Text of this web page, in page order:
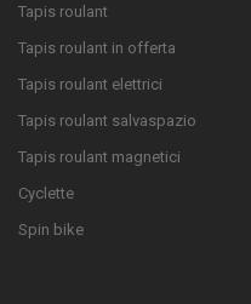
Tapis roulant
Tapis roulant in offerta
Tapis roulant elettrici
Tapis roulant salvaspazio
Tapis roulant magnetici
Cyclette
Spin bike